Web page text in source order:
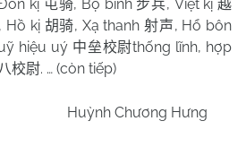
kị 屯骑, Bộ binh 步兵, Việt kị越
, Hồ kị 胡骑, Xạ thanh射声, Hổ bôn
hiệu uý 中垒校尉thống lĩnh, hợp
八校尉. … (còn tiếp)
Huỳnh Chương Hưng